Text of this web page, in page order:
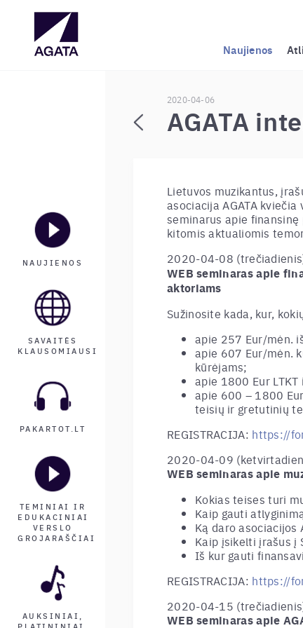
Naujienos
NAUJIENOS
SAVAITĖS
KLAUSOMIAUSI
PAKARTOT.LT
TEMINIAI IR
EDUKACINIAI
VERSLO
GROJARAŠČIAI
AUKSINIAI,
PLATININIAI,
2020-04-06
AGATA
Lietuvos muzikantus,
asociacija AGATA
seminarus apie
kitomis aktualiomis
2020-04-08
WEB seminaras apie
aktoriams
Sužinosite kada, kur,
apie 257 Eur/mėn.
apie 607 Eur/mėn.
kūrėjams;
apie 1800 Eur
apie 600 – 1800
teisių ir gretutinių
REGISTRACIJA: https://
2020-04-09
WEB seminaras apie
Kokias teises turi
Kaip gauti
Ką daro asociacijos
Kaip įsikelti įrašus į
Iš kur gauti
REGISTRACIJA: https://
2020-04-15
WEB seminaras apie